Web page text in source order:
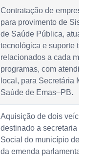
Contratação de
para provimento de
de Saúde Pública,
tecnológica e suporte
relacionados a cada
programas, com
local, para Secretária
Saúde de Emas–PB.
Aquisição de dois
destinado a secretaria
Social do município de
da emenda parlamentar